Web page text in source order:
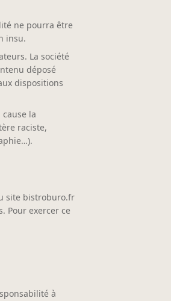
ne pourra être
insu.
La société
déposé
dispositions
la
raciste,
site bistroburo.fr
Pour exercer ce
à